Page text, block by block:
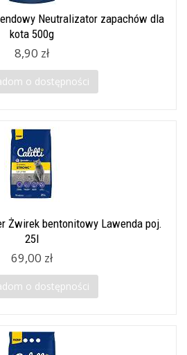
Neutralizator zapachów dla
kota 500g
8,90 zł
o dostępności
Żwirek bentonitowy Lawenda poj.
25l
69,00 zł
o dostępności